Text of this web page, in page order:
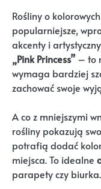
Rośliny o
popularniejsze,
akcenty i
„Pink Princess” – to
wymaga bardziej
zachować swoje
A co z mniejszymi
rośliny pokazują
potrafią dodać
miejsca. To idealne
parapety czy biurka.